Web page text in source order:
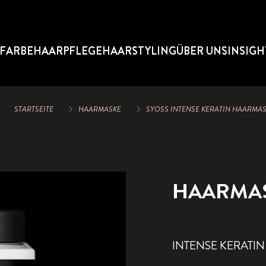
HAARPFLEGEHAARSTYLINGÜBER UNS
STARTSEITE HAARMASKE SYOSS INTENSE KERATIN
INTENSE KERATIN